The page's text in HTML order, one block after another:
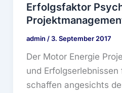
Erfolgsfaktor
admin /3. September 2017
Der Motor Energie
und
schaffen angesichts